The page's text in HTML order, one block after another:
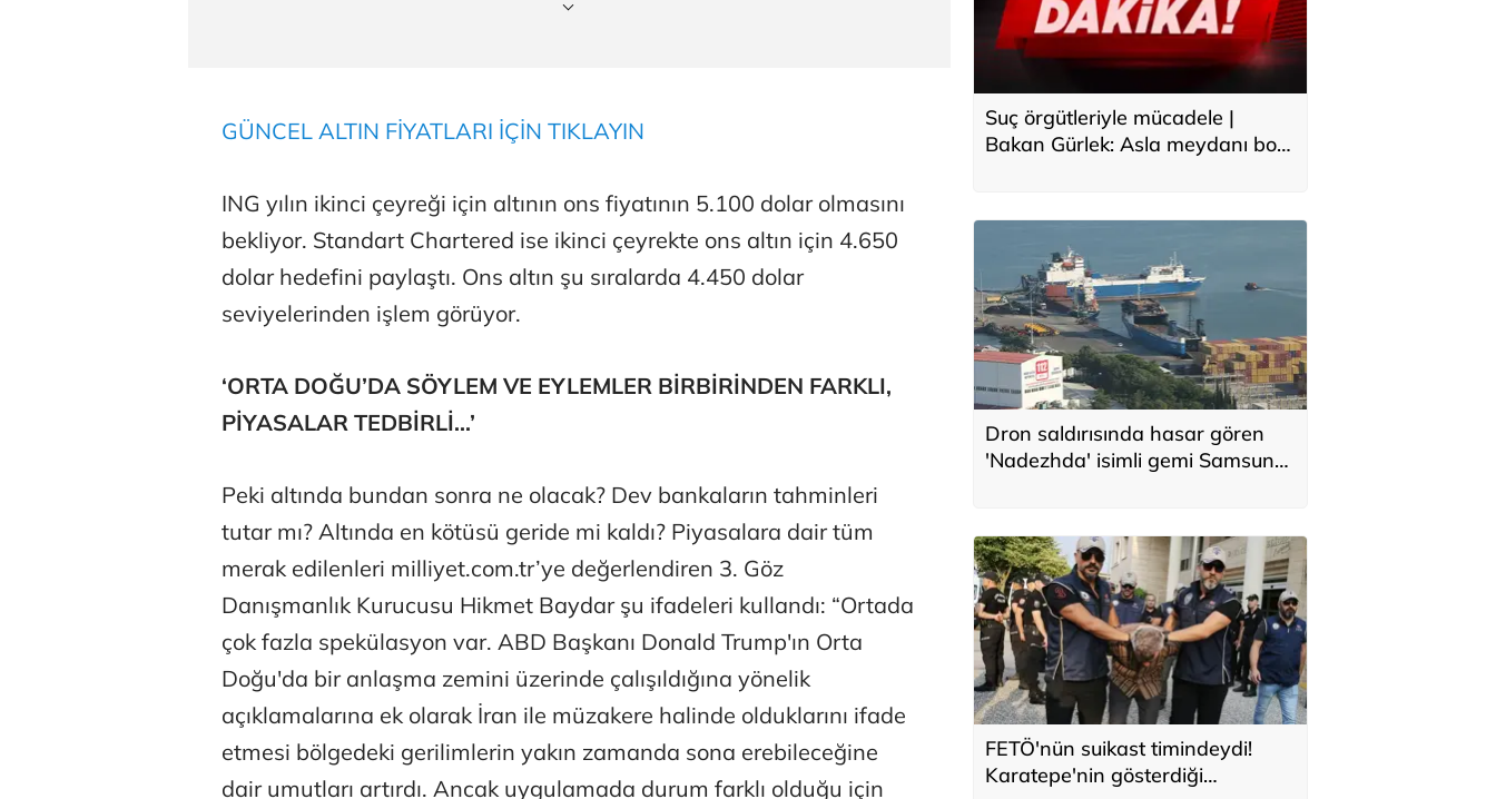
GÜNCEL ALTIN FİYATLARI İÇİN TIKLAYIN
ING yılın ikinci çeyreği için altının ons fiyatının 5.100 dolar olmasını
bekliyor. Standart Chartered ise ikinci çeyrekte ons altın için 4.650
dolar hedefini paylaştı. Ons altın şu sıralarda 4.450 dolar
seviyelerinden işlem görüyor.
‘ORTA DOĞU’DA SÖYLEM VE EYLEMLER BİRBİRİNDEN FARKLI,
PİYASALAR TEDBİRLİ...’
Peki altında bundan sonra ne olacak? Dev bankaların tahminleri
tutar mı? Altında en kötüsü geride mi kaldı? Piyasalara dair tüm
merak edilenleri milliyet.com.tr’ye değerlendiren 3. Göz
Danışmanlık Kurucusu Hikmet Baydar şu ifadeleri kullandı: “Ortada
çok fazla spekülasyon var. ABD Başkanı Donald Trump'ın Orta
Doğu'da bir anlaşma zemini üzerinde çalışıldığına yönelik
açıklamalarına ek olarak İran ile müzakere halinde olduklarını ifade
etmesi bölgedeki gerilimlerin yakın zamanda sona erebileceğine
dair umutları artırdı. Ancak uygulamada durum farklı olduğu için
Suç örgütleriyle mücadele |
Bakan Gürlek: Asla meydanı boş
Dron saldırısında hasar gören
'Nadezhda' isimli gemi Samsun
FETÖ'nün suikast timindeydi!
Karatepe'nin gösterdiği